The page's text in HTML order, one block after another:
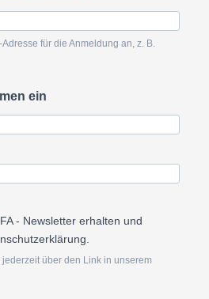
für die Anmeldung an, z. B.
ein
- Newsletter erhalten und
über den Link in unserem